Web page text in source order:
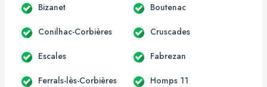
Bizanet Boutenac
Conilhac-Corbières Cruscades
Escales Fabrezan
Ferrals-lès-Corbières Homps 11